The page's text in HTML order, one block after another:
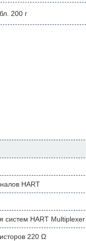
200 г
HART
систем HART Multiplexer
220 Ω